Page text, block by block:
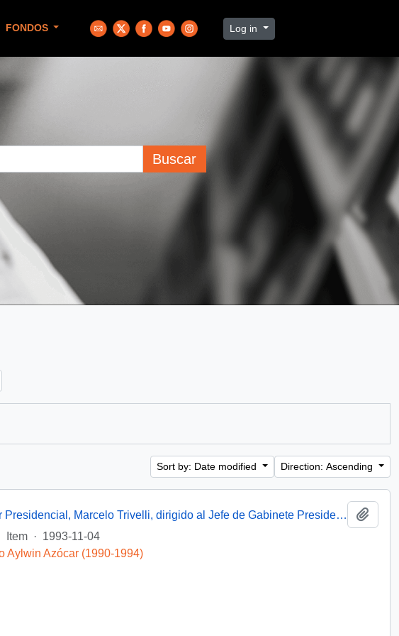
FONDOS Log in
Buscar
Sort by: Date modified Direction: Ascending
[Memorándum del Asesor Presidencial, Marcelo Trivelli, dirigido al Jefe de Gabinete Presidencial, mediante el cual remite antecedentes relacionados a materia de inversiones en la Planta Termoeléctrica de Tocopilla]
Item · 1993-11-04
Aylwin Azócar (1990-1994)